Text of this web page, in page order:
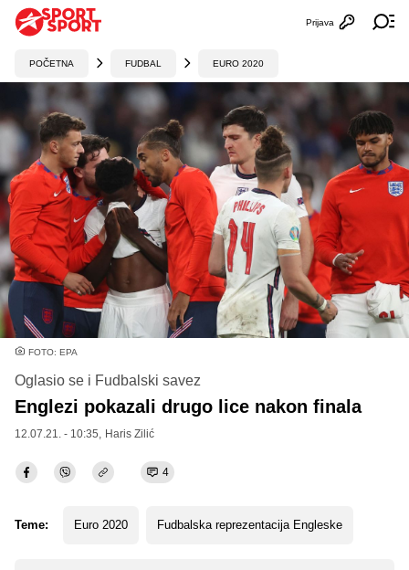
Otvori
Prijava
POČETNA FUDBAL EURO 2020
FOTO: EPA
Oglasio se i Fudbalski savez
Englezi pokazali drugo lice nakon finala
12.07.21. - 10:35, Haris Zilić
4
Teme: Euro 2020 Fudbalska reprezentacija Engleske